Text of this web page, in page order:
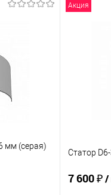
мм (серая)
Акция
Статор
7 600 ₽/